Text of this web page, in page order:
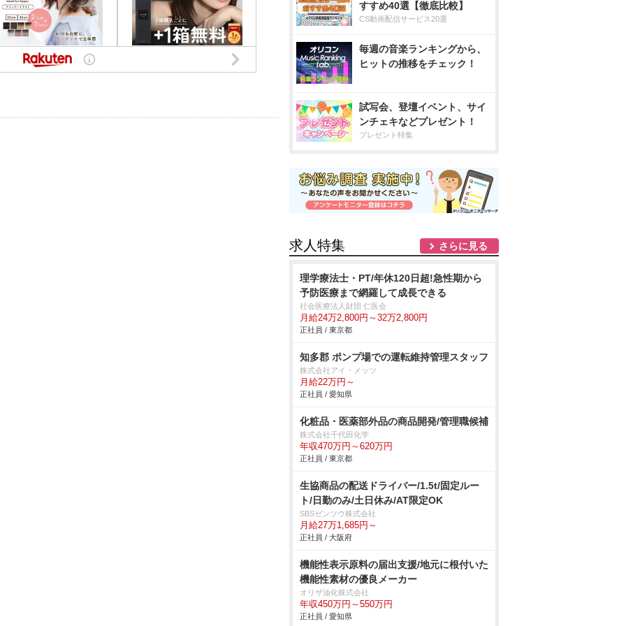
すすめ40選【徹底比較】
CS動画配信サービス20選
毎週の音楽ランキングから、
ヒットの推移をチェック！
試写会、登壇イベント、サイ
ンチェキなどプレゼント！
プレゼント特集
求人特集 さらに見る
理学療法士・PT/年休120日超!急性期から
予防医療まで網羅して成長できる
社会医療法人財団 仁医会
月給24万2,800円～32万2,800円
正社員 / 東京都
知多郡 ポンプ場での運転維持管理スタッフ
株式会社アイ・メッツ
月給22万円～
正社員 / 愛知県
化粧品・医薬部外品の商品開発/管理職候補
株式会社千代田化学
年収470万円～620万円
正社員 / 東京都
生協商品の配送ドライバー/1.5t/固定ルー
ト/日勤のみ/土日休み/AT限定OK
SBSゼンツウ株式会社
月給27万1,685円～
正社員 / 大阪府
機能性表示原料の届出支援/地元に根付いた
機能性素材の優良メーカー
オリザ油化株式会社
年収450万円～550万円
正社員 / 愛知県